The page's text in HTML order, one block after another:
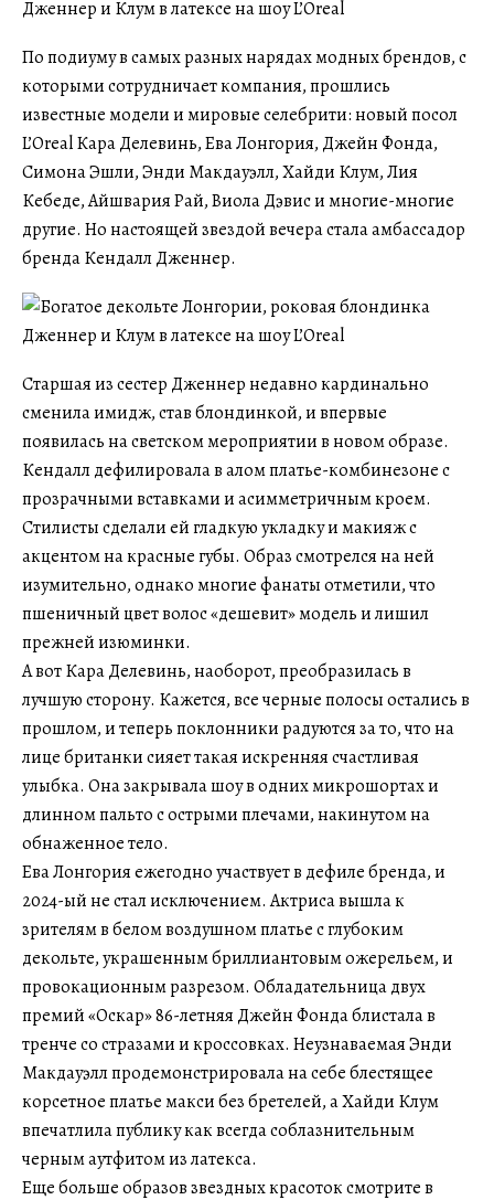
По подиуму в самых разных нарядах модных брендов, с
которыми сотрудничает компания, прошлись
известные модели и мировые селебрити: новый посол
L’Oreal Кара Делевинь, Ева Лонгория, Джейн Фонда,
Симона Эшли, Энди Макдауэлл, Хайди Клум, Лия
Кебеде, Айшвария Рай, Виола Дэвис и многие-многие
другие. Но настоящей звездой вечера стала амбассадор
бренда Кендалл Дженнер.
Старшая из сестер Дженнер недавно кардинально
сменила имидж, став блондинкой, и впервые
появилась на светском мероприятии в новом образе.
Кендалл дефилировала в алом платье-комбинезоне с
прозрачными вставками и асимметричным кроем.
Стилисты сделали ей гладкую укладку и макияж с
акцентом на красные губы. Образ смотрелся на ней
изумительно, однако многие фанаты отметили, что
пшеничный цвет волос «дешевит» модель и лишил
прежней изюминки.
А вот Кара Делевинь, наоборот, преобразилась в
лучшую сторону. Кажется, все черные полосы остались в
прошлом, и теперь поклонники радуются за то, что на
лице британки сияет такая искренняя счастливая
улыбка. Она закрывала шоу в одних микрошортах и
длинном пальто с острыми плечами, накинутом на
обнаженное тело.
Ева Лонгория ежегодно участвует в дефиле бренда, и
2024-ый не стал исключением. Актриса вышла к
зрителям в белом воздушном платье с глубоким
декольте, украшенным бриллиантовым ожерельем, и
провокационным разрезом. Обладательница двух
премий «Оскар» 86-летняя Джейн Фонда блистала в
тренче со стразами и кроссовках. Неузнаваемая Энди
Макдауэлл продемонстрировала на себе блестящее
корсетное платье макси без бретелей, а Хайди Клум
впечатлила публику как всегда соблазнительным
черным аутфитом из латекса.
Еще больше образов звездных красоток смотрите в